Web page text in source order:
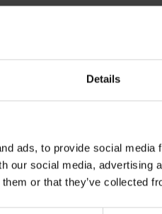
Details
ads, to provide social
our social media, advertising
or that they’ve collected